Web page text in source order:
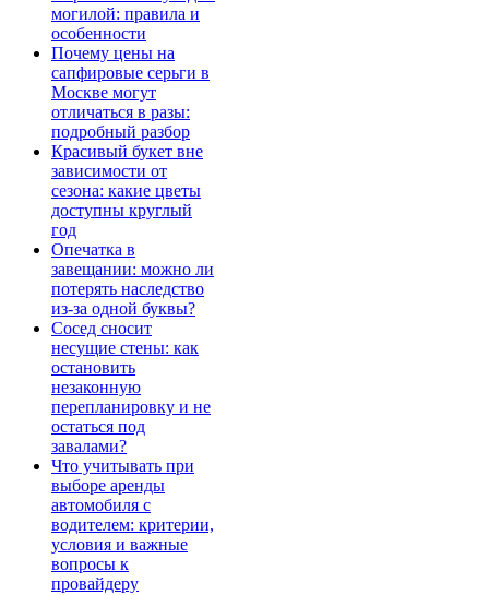
могилой: правила и
особенности
Почему цены на
сапфировые серьги в
Москве могут
отличаться в разы:
подробный разбор
Красивый букет вне
зависимости от
сезона: какие цветы
доступны круглый
год
Опечатка в
завещании: можно ли
потерять наследство
из-за одной буквы?
Сосед сносит
несущие стены: как
остановить
незаконную
перепланировку и не
остаться под
завалами?
Что учитывать при
выборе аренды
автомобиля с
водителем: критерии,
условия и важные
вопросы к
провайдеру